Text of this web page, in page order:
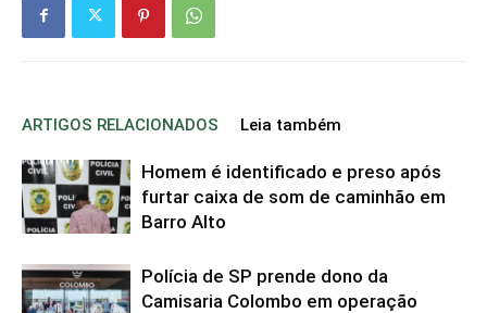
ARTIGOS RELACIONADOS Leia também
Homem é identificado e preso após
furtar caixa de som de caminhão em
Barro Alto
Polícia de SP prende dono da
Camisaria Colombo em operação